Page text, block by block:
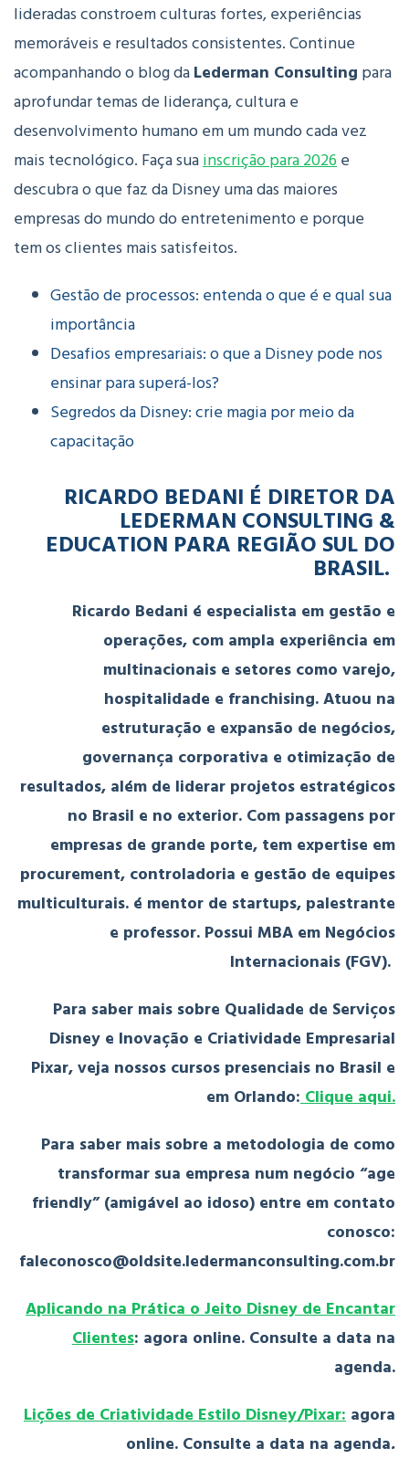
lideradas constroem culturas fortes, experiências
memoráveis e resultados consistentes.Continue
acompanhando o blog daLederman Consulting para
aprofundar temas de liderança, cultura e
desenvolvimento humano em um mundo cada vez
mais tecnológico. Faça suainscrição para 2026e
descubra o que faz da Disney uma das maiores
empresas do mundo do entretenimento e porque
tem os clientes mais satisfeitos.
Gestão de processos: entenda o que é e qual sua
importância
Desafios empresariais: o que a Disney pode nos
ensinar para superá-los?
Segredos da Disney: crie magia por meio da
capacitação
RICARDO BEDANI É DIRETOR DA
LEDERMAN CONSULTING &
EDUCATION PARA REGIÃO SUL DO
BRASIL.
Ricardo Bedani é especialista em gestão e
operações, com ampla experiência em
multinacionais e setores como varejo,
hospitalidade e franchising. Atuou na
estruturação e expansão de negócios,
governança corporativa e otimização de
resultados, além de liderar projetos estratégicos
no Brasil e no exterior. Com passagens por
empresas de grande porte, tem expertise em
procurement, controladoria e gestão de equipes
multiculturais. é mentor de startups, palestrante
e professor. Possui MBA em Negócios
Internacionais (FGV).
Para saber mais sobre Qualidade de Serviços
Disney e Inovação e Criatividade Empresarial
Pixar, veja nossos cursos presenciais no Brasil e
em Orlando:Clique aqui.
Para saber mais sobre a metodologia de como
transformar sua empresa num negócio “age
friendly” (amigável ao idoso) entre em contato
conosco:
faleconosco@oldsite.ledermanconsulting.com.br
Aplicando na Prática o Jeito Disney de Encantar
Clientes: agora online. Consulte a data na
agenda.
Lições de Criatividade Estilo Disney/Pixar: agora
online. Consulte a data na agenda.